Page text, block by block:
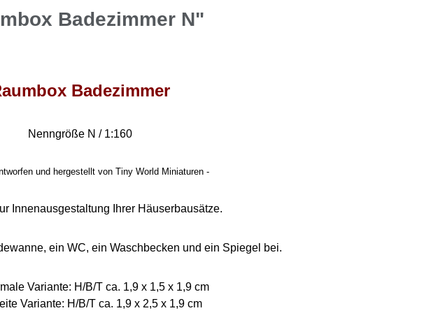
Badezimmer N"
Badezimmer
Nenngröße N / 1:160
und hergestellt von Tiny World Miniaturen -
Innenausgestaltung Ihrer Häuserbausätze.
ein WC, ein Waschbecken und ein Spiegel bei.
Variante: H/B/T ca. 1,9 x 1,5 x 1,9 cm
Variante: H/B/T ca. 1,9 x 2,5 x 1,9 cm